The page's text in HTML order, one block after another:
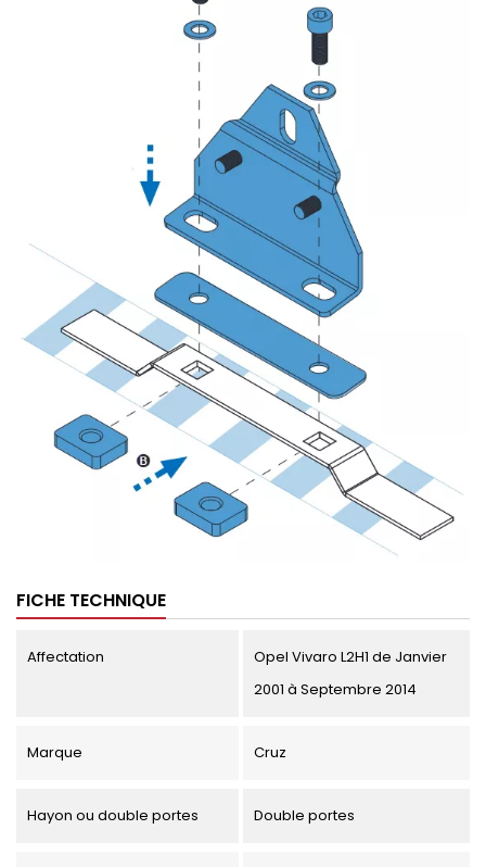
FICHE TECHNIQUE
Affectation
Opel Vivaro L2H1 de Janvier
2001 à Septembre 2014
Marque Cruz
Hayon ou double portes Double portes